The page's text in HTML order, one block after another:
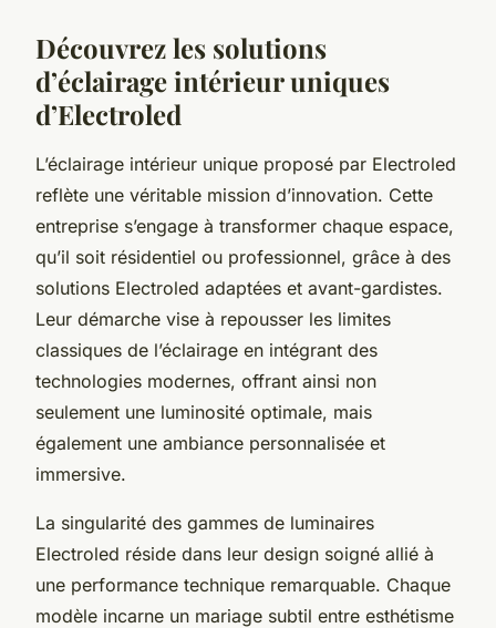
Découvrez les solutions
d’éclairage intérieur uniques
d’Electroled
L’éclairage intérieur unique proposé par Electroled
reflète une véritable mission d’innovation. Cette
entreprise s’engage à transformer chaque espace,
qu’il soit résidentiel ou professionnel, grâce à des
solutions Electroled adaptées et avant-gardistes.
Leur démarche vise à repousser les limites
classiques de l’éclairage en intégrant des
technologies modernes, offrant ainsi non
seulement une luminosité optimale, mais
également une ambiance personnalisée et
immersive.
La singularité des gammes de luminaires
Electroled réside dans leur design soigné allié à
une performance technique remarquable. Chaque
modèle incarne un mariage subtil entre esthétisme